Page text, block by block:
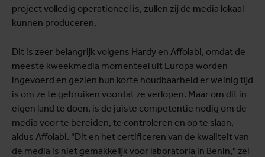
project volledig operationeel is, zullen zij de media lokaal
kunnen produceren.
Dit is zeer belangrijk volgens Hardy en Affolabi, omdat de
meeste kweekmedia momenteel uit Europa worden
ingevoerd en gezien hun korte houdbaarheid er weinig tijd
is om ze te gebruiken voordat ze verlopen. Maar om dit in
eigen land te doen, is de juiste competentie nodig om de
media voor te bereiden, te controleren en op te slaan,
aldus Affolabi. "Dit en het certificeren van de kwaliteit van
de media is niet gemakkelijk voor laboratoria in Benin," zei